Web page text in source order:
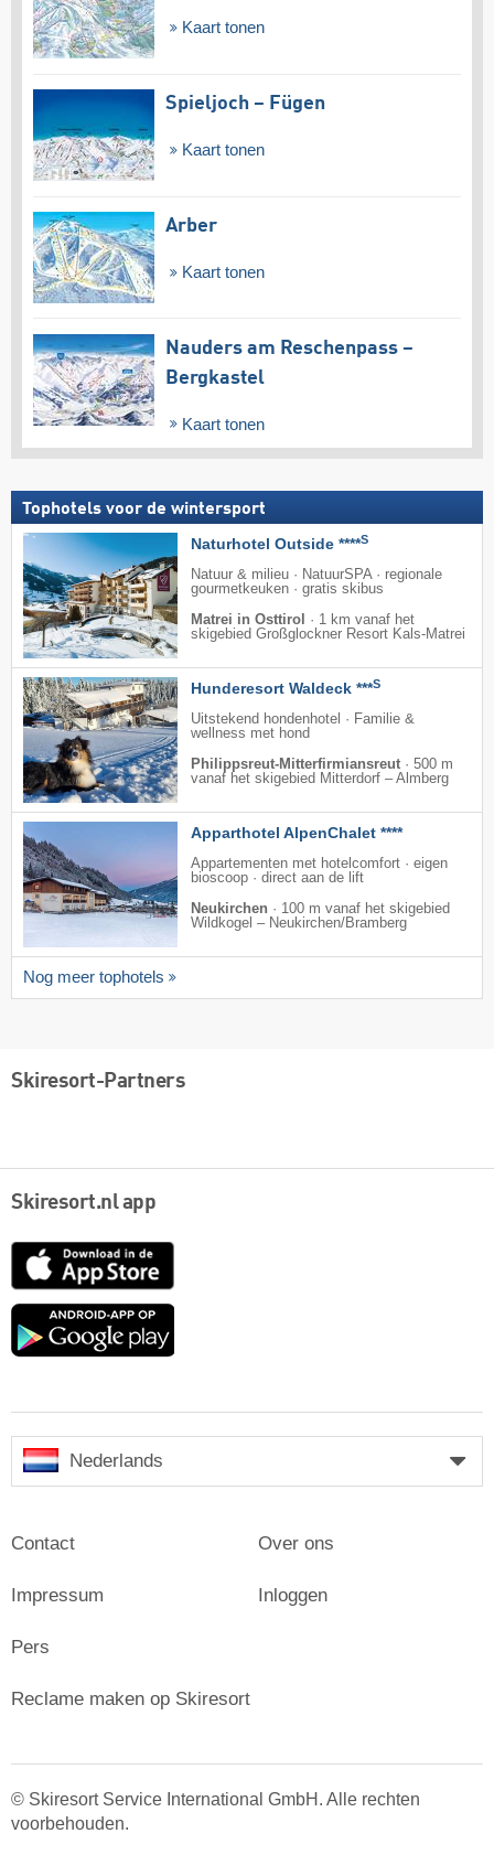
Kaart tonen
Spieljoch – Fügen
Kaart tonen
Arber
Kaart tonen
Nauders am Reschenpass –
Bergkastel
Kaart tonen
Tophotels voor de wintersport
Naturhotel Outside ****S
Natuur & milieu · NatuurSPA · regionale
gourmetkeuken · gratis skibus
Matrei in Osttirol
· 1 km vanaf het
skigebied Großglockner Resort Kals-Matrei
Hunderesort Waldeck ***S
Uitstekend hondenhotel · Familie &
wellness met hond
Philippsreut-Mitterfirmiansreut · 500 m
vanaf het skigebied Mitterdorf – Almberg
Apparthotel AlpenChalet ****
Appartementen met hotelcomfort · eigen
bioscoop · direct aan de lift
Neukirchen · 100 m vanaf het skigebied
Wildkogel – Neukirchen/​Bramberg
Nog meer tophotels
Skiresort-Partners
Skiresort.nl app
App
Google
Nederlands
Contact
Impressum
Pers
Over ons
Inloggen
Reclame maken op Skiresort
© Skiresort Service International GmbH. Alle rechten
voorbehouden.